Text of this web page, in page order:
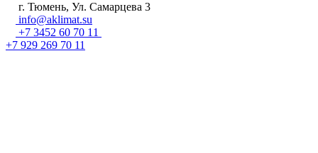
г. Тюмень, Ул. Самарцева 3
info@aklimat.su
+7 3452 60 70 11
+7 929 269 70 11